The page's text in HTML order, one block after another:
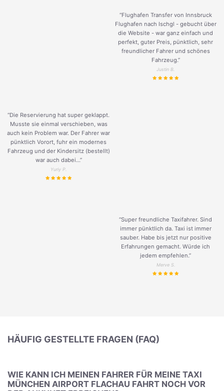
“Flughafen Transfer von Innsbruck
Flughafen nach Ischgl - gebucht über
die Website - war ganz einfach und
perfekt, guter Preis, pünktlich, sehr
freundlicher Fahrer und schönes
Fahrzeug.”
Justin B.
“Die Reservierung hat super geklappt.
Musste sie einmal verschieben, was
auch kein Problem war. Der Fahrer war
pünktlich Vorort, fuhr ein modernes
Fahrzeug und der Kindersitz (bestellt)
war auch dabei...”
Yuriy P.
“Super freundliche Taxifahrer. Sind
immer pünktlich da. Taxi ist immer
sauber. Habe bis jetzt nur positive
Erfahrungen gemacht. Würde ich
jedem empfehlen.”
Merve S.
HÄUFIG GESTELLTE FRAGEN (FAQ)
WIE KANN ICH MEINEN FAHRER FÜR MEINE TAXI
MÜNCHEN AIRPORT FLACHAU FAHRT NOCH VOR